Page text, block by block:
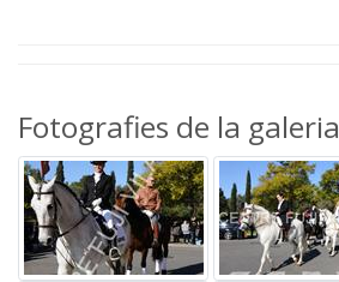
Fotografies de la galeria